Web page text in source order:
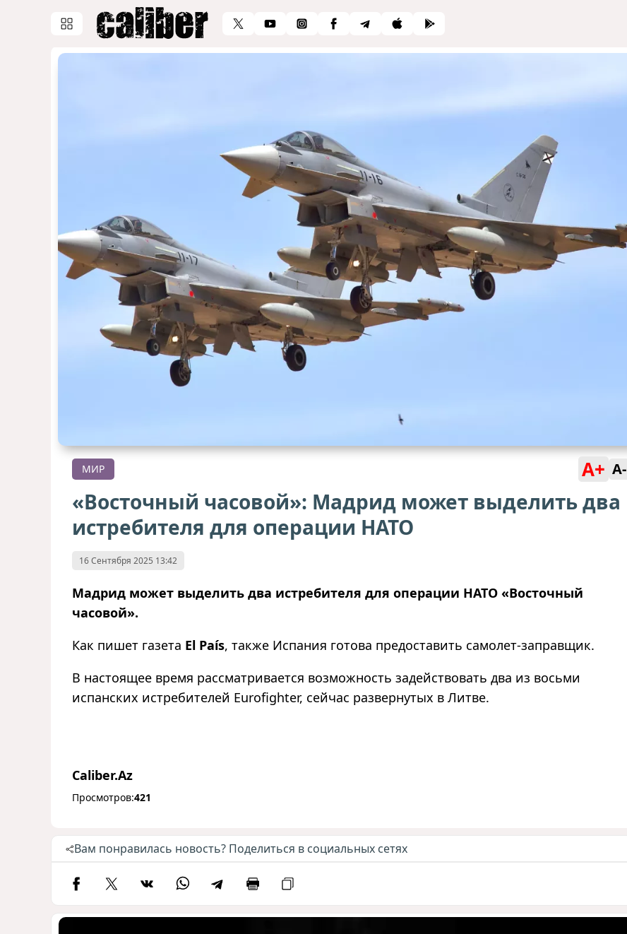
МИР A+ A-
«Восточный часовой»: Мадрид может выделить два
истребителя для операции НАТО
16 Сентября 2025 13:42
Мадрид может выделить два истребителя для операции НАТО «Восточный
часовой».
Как пишет газета El País, также Испания готова предоставить самолет-заправщик.
В настоящее время рассматривается возможность задействовать два из восьми
испанских истребителей Eurofighter, сейчас развернутых в Литве.
Caliber.Az
Просмотров:421
Вам понравилась новость? Поделиться в социальных сетях